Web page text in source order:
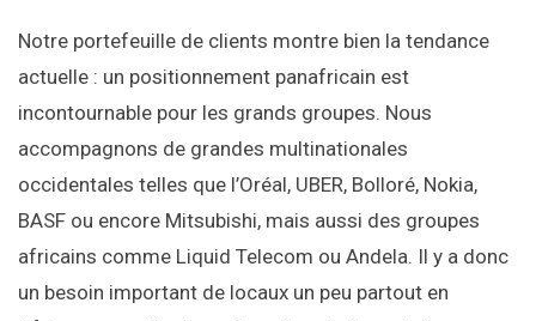
Notre portefeuille de clients montre bien la tendance
actuelle : un positionnement panafricain est
incontournable pour les grands groupes. Nous
accompagnons de grandes multinationales
occidentales telles que l’Oréal, UBER, Bolloré, Nokia,
BASF ou encore Mitsubishi, mais aussi des groupes
africains comme Liquid Telecom ou Andela. Il y a donc
un besoin important de locaux un peu partout en